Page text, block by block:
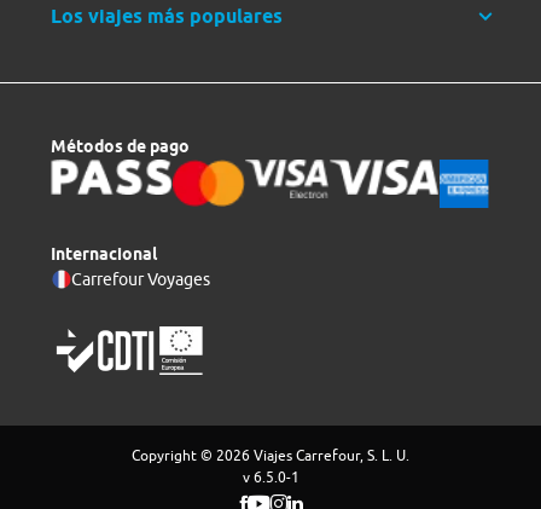
Los viajes más populares
Métodos de pago
Internacional
Carrefour Voyages
Copyright © 2026 Viajes Carrefour, S. L. U.
v 6.5.0-1